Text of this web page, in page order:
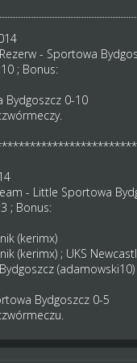
- Sportowa
; Bonus:
Bydgoszcz 0-10
- Little Sportowa
; Bonus:
(kerimx)
(kerimx) ; UKS
(adamowski10) i
Bydgoszcz 0-5